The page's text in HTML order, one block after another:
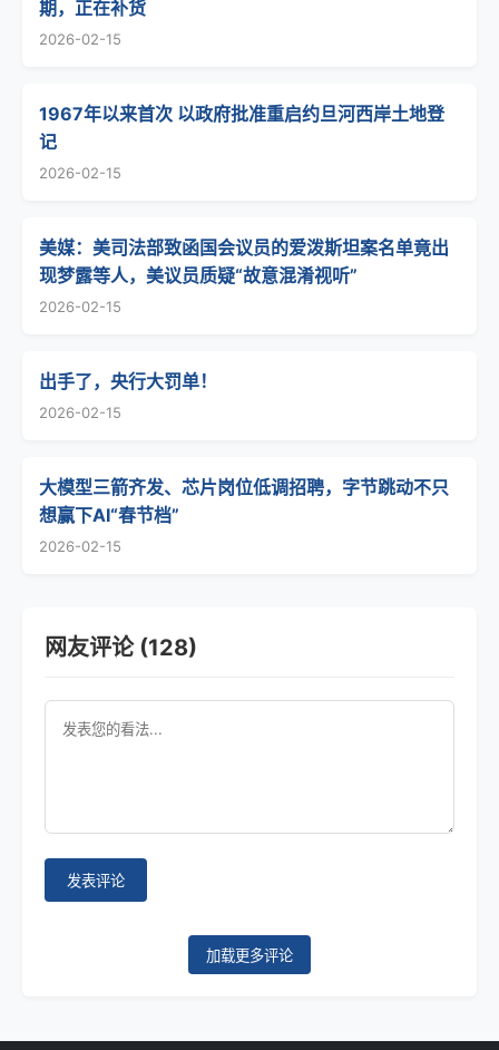
期，正在补货
2026-02-15
1967年以来首次 以政府批准重启约旦河西岸土地登
记
2026-02-15
美媒：美司法部致函国会议员的爱泼斯坦案名单竟出
现梦露等人，美议员质疑“故意混淆视听”
2026-02-15
出手了，央行大罚单！
2026-02-15
大模型三箭齐发、芯片岗位低调招聘，字节跳动不只
想赢下AI“春节档”
2026-02-15
网友评论 (128)
发表评论
加载更多评论